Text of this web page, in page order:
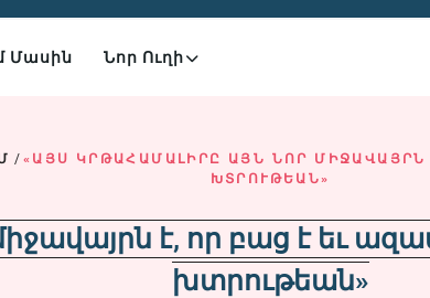
Մասին Նոր Ուղի
/ «ԱՅՍ ԿՐԹԱՀԱՄԱԼԻՐԸ ԱՅՆ ՆՈՐ
ԽՏՐՈՒԹԵԱՆ»
է, որ բաց է եւ
խտրութեան»